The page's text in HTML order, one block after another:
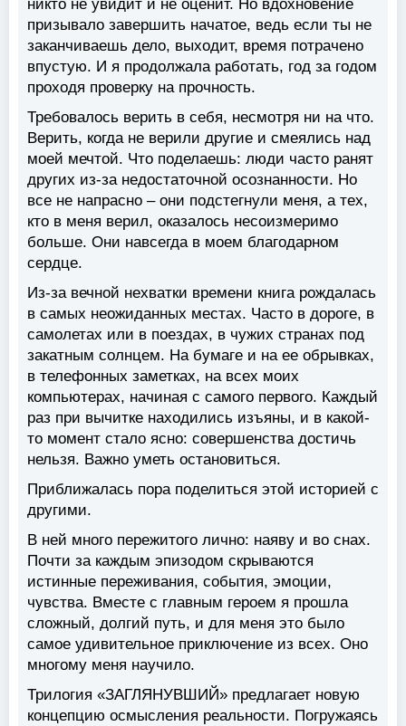
никто не увидит и не оценит. Но вдохновение
призывало завершить начатое, ведь если ты не
заканчиваешь дело, выходит, время потрачено
впустую. И я продолжала работать, год за годом
проходя проверку на прочность.
Требовалось верить в себя, несмотря ни на что.
Верить, когда не верили другие и смеялись над
моей мечтой. Что поделаешь: люди часто ранят
других из-за недостаточной осознанности. Но
все не напрасно – они подстегнули меня, а тех,
кто в меня верил, оказалось несоизмеримо
больше. Они навсегда в моем благодарном
сердце.
Из-за вечной нехватки времени книга рождалась
в самых неожиданных местах. Часто в дороге, в
самолетах или в поездах, в чужих странах под
закатным солнцем. На бумаге и на ее обрывках,
в телефонных заметках, на всех моих
компьютерах, начиная с самого первого. Каждый
раз при вычитке находились изъяны, и в какой-
то момент стало ясно: совершенства достичь
нельзя. Важно уметь остановиться.
Приближалась пора поделиться этой историей с
другими.
В ней много пережитого лично: наяву и во снах.
Почти за каждым эпизодом скрываются
истинные переживания, события, эмоции,
чувства. Вместе с главным героем я прошла
сложный, долгий путь, и для меня это было
самое удивительное приключение из всех. Оно
многому меня научило.
Трилогия «ЗАГЛЯНУВШИЙ» предлагает новую
концепцию осмысления реальности. Погружаясь